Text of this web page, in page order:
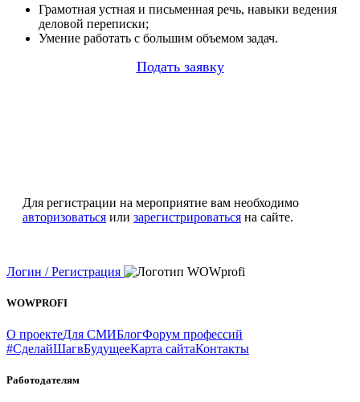
Грамотная устная и письменная речь, навыки ведения
деловой переписки;
Умение работать с большим объемом задач.
Подать заявку
Для регистрации на мероприятие вам необходимо
авторизоваться или зарегистрироваться на сайте.
Логин / Регистрация
WOWPROFI
О проектеДля СМИБлогФорум профессий
#СделайШагвБудущееКарта сайтаКонтакты
Работодателям